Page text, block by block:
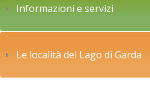
Informazioni e servizi
Le località del Lago di Garda